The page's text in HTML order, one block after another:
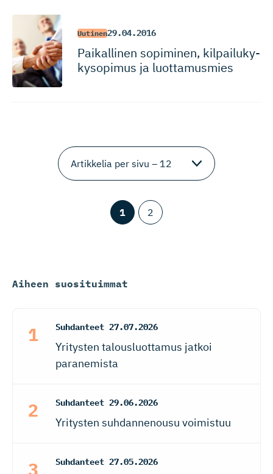
Uutinen29.04.2016
Paikallinen sopiminen, kilpailuky­
ky­sopimus ja luottamusmies
1 2
Aiheen suosituimmat
Suhdanteet 27.07.2026
Yritysten talousluottamus jatkoi
paranemista
Suhdanteet 29.06.2026
Yritysten suhdannenousu voimistuu
Suhdanteet 27.05.2026